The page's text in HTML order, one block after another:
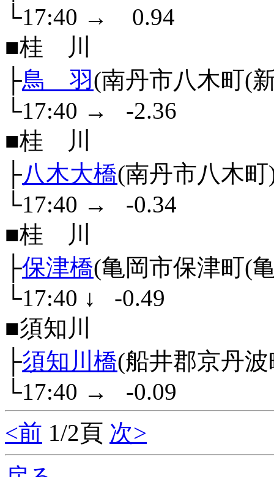
└17:40 →
0.94
■桂 川
├鳥 羽(南丹市八木町(
└17:40 →
-2.36
■桂 川
├八木大橋(南丹市八木町
└17:40 →
-0.34
■桂 川
├保津橋(亀岡市保津町(
└17:40 ↓
-0.49
■須知川
├須知川橋(船井郡京丹
└17:40 →
-0.09
<前 1/2頁 次>